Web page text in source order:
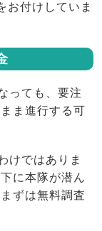
お付けしていま
っても、要注
ま進行する可
けではありま
に本隊が潜ん
ずは無料調査